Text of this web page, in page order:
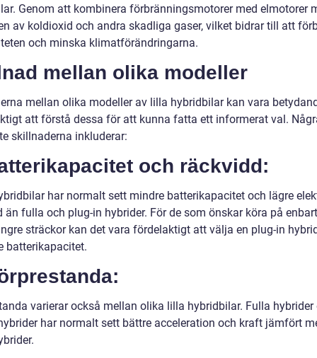
Genom att kombinera förbränningsmotorer med elmotorer
av koldioxid och andra skadliga gaser, vilket bidrar till att
och minska klimatförändringarna.
mellan olika modeller
mellan olika modeller av lilla hybridbilar kan vara
att förstå dessa för att kunna fatta ett informerat val.
skillnaderna inkluderar:
och räckvidd:
har normalt sett mindre batterikapacitet och lägre
än fulla och plug-in hybrider. För de som önskar köra på
sträckor kan det vara fördelaktigt att välja en plug-in
batterikapacitet.
varierar också mellan olika lilla hybridbilar. Fulla hybrider
har normalt sett bättre acceleration och kraft jämfört